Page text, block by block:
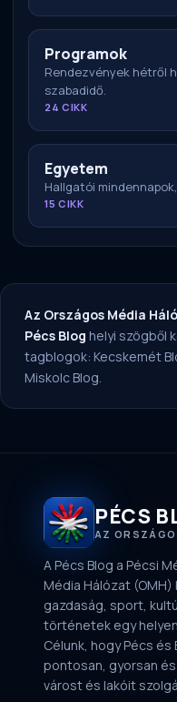
Programok
Rendezvények hétről
szabadidő.
24 CIKK
Egyetem
Hallgatói
15 CIKK
Az Országos Média
Pécs Blog helyi szögből
tagblogok: Kecskemét
Miskolc Blog.
PÉCS
AZ
A Pécs Blog a Pécsi
Média Hálózat (OMH)
gazdaság, sport,
történetek egy
Célunk, hogy Pécs
pontosan, gyorsan
várost és lakóit